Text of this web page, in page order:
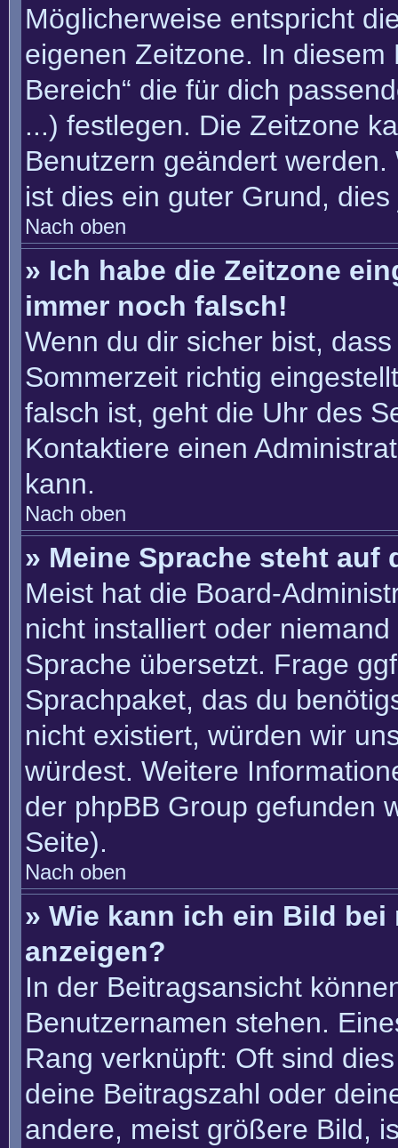
Möglicherweise entspricht
eigenen Zeitzone. In diesem
Bereich“ die für dich
...) festlegen. Die Zeitzone
Benutzern geändert
ist dies ein guter Grund,
Nach oben
» Ich habe die Zeitzone
immer noch falsch!
Wenn du dir sicher bist,
Sommerzeit richtig
falsch ist, geht die Uhr des
Kontaktiere einen
kann.
Nach oben
» Meine Sprache steht
Meist hat die Board-
nicht installiert oder
Sprache übersetzt. Frage
Sprachpaket, das du
nicht existiert, würden wir
würdest. Weitere
der phpBB Group gefunden
Seite).
Nach oben
» Wie kann ich ein Bild bei
anzeigen?
In der Beitragsansicht
Benutzernamen stehen.
Rang verknüpft: Oft sind
deine Beitragszahl oder
andere, meist größere Bild,